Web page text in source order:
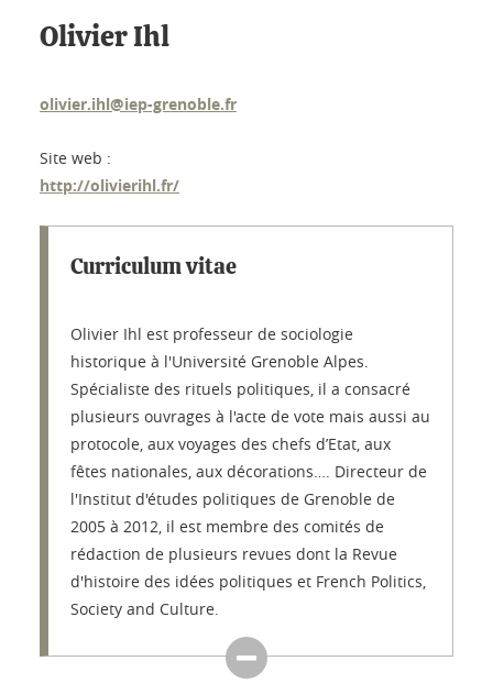
Olivier Ihl
olivier.ihl@iep-grenoble.fr
Site web :
http://olivierihl.fr/
Curriculum vitae
Olivier Ihl est professeur de sociologie
historique à l'Université Grenoble Alpes.
Spécialiste des rituels politiques, il a consacré
plusieurs ouvrages à l'acte de vote mais aussi au
protocole, aux voyages des chefs d’Etat, aux
fêtes nationales, aux décorations…. Directeur de
l'Institut d'études politiques de Grenoble de
2005 à 2012, il est membre des comités de
rédaction de plusieurs revues dont la Revue
d'histoire des idées politiques et French Politics,
Society and Culture.